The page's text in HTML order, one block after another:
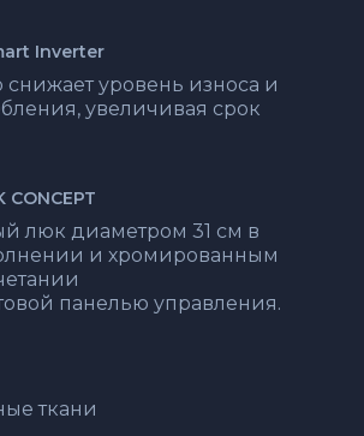
Inverter
снижает уровень износа и
увеличивая срок
CONCEPT
люк диаметром 31 см в
и хромированным
панелью управления.
ткани